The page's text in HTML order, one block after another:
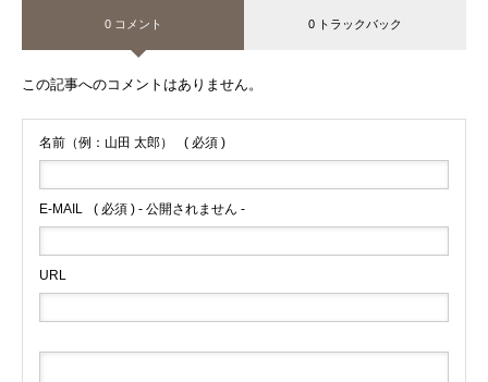
0 コメント 0 トラックバック
この記事へのコメントはありません。
名前（例：山田 太郎） ( 必須 )
E-MAIL ( 必須 ) - 公開されません -
URL